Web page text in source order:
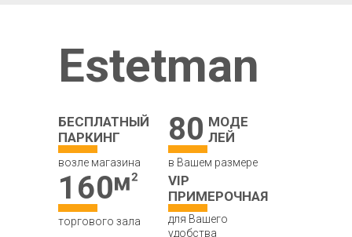
Estetman
БЕСПЛАТНЫЙ
ПАРКИНГ
возле магазина
80 МОДЕ
ЛЕЙ
в Вашем размере
160
торгового зала
VIP
ПРИМЕРОЧНАЯ
для Вашего
удобства